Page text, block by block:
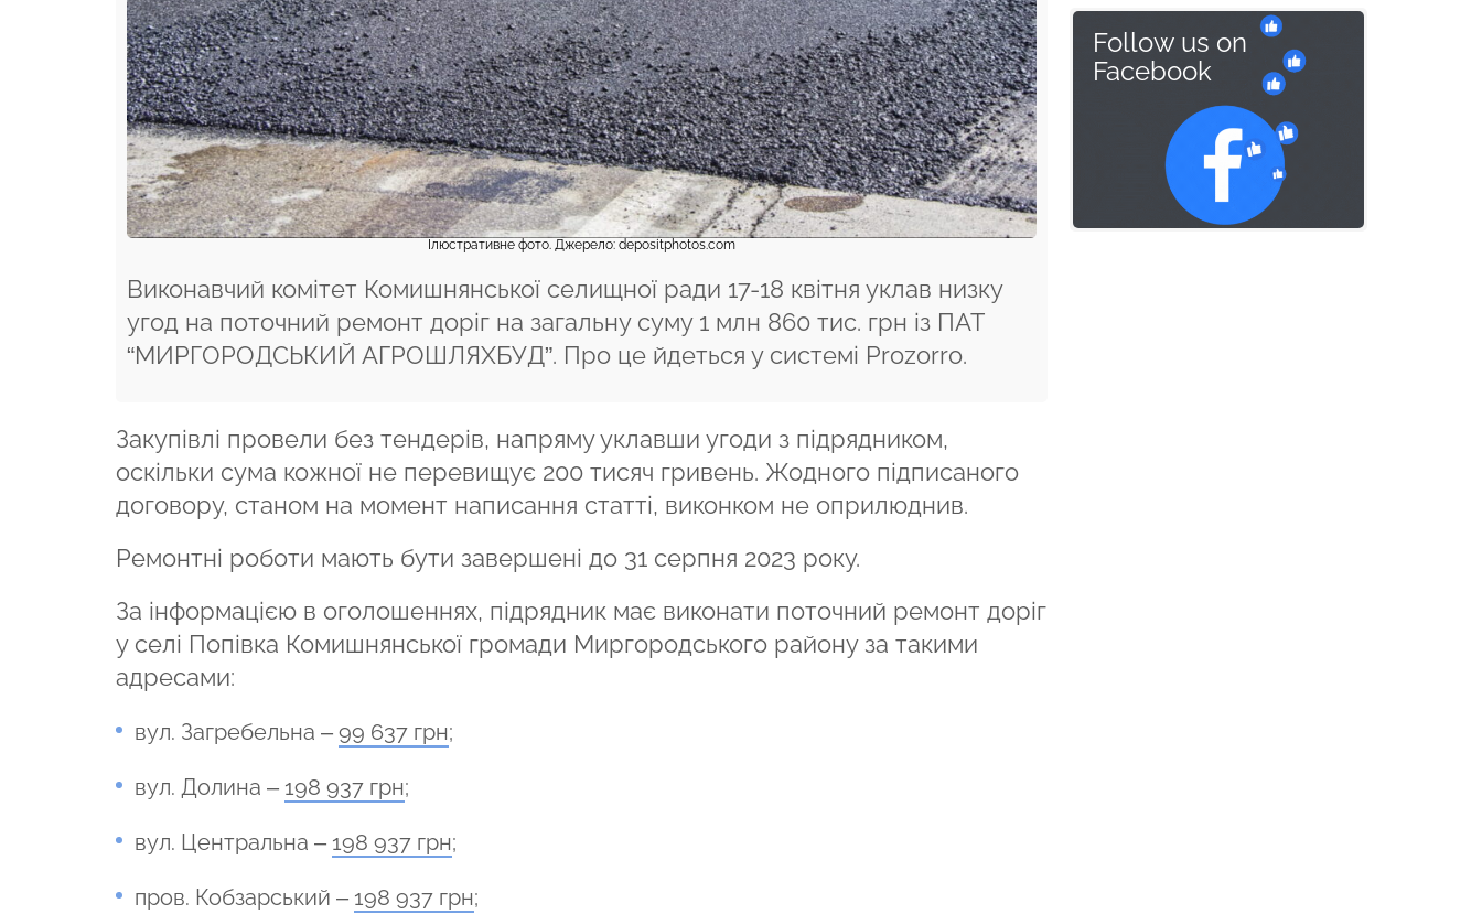
Ілюстративне фото. Джерело: depositphotos.com
Виконавчий комітет Комишнянської селищної ради 17-18 квітня уклав низку
угод на поточний ремонт доріг на загальну суму 1 млн 860 тис. грн із ПАТ
“МИРГОРОДСЬКИЙ АГРОШЛЯХБУД”. Про це йдеться у системі Prozorro.
Закупівлі провели без тендерів, напряму уклавши угоди з підрядником,
оскільки сума кожної не перевищує 200 тисяч гривень. Жодного підписаного
договору, станом на момент написання статті, виконком не оприлюднив.
Ремонтні роботи мають бути завершені до 31 серпня 2023 року.
За інформацією в оголошеннях, підрядник має виконати поточний ремонт доріг
у селі Попівка Комишнянської громади Миргородського району за такими
адресами:
вул. Загребельна – 99 637 грн;
вул. Долина – 198 937 грн;
вул. Центральна – 198 937 грн;
пров. Кобзарський – 198 937 грн;
Follow us on
Facebook